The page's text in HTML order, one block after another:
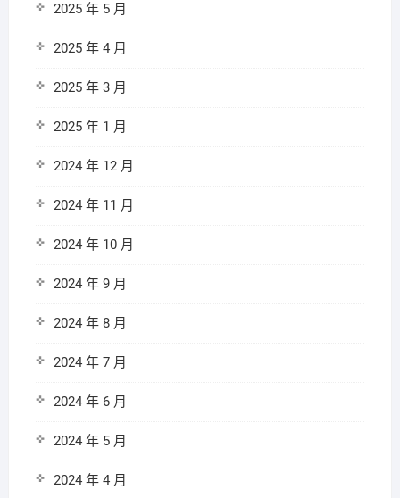
2025 年 5 月
2025 年 4 月
2025 年 3 月
2025 年 1 月
2024 年 12 月
2024 年 11 月
2024 年 10 月
2024 年 9 月
2024 年 8 月
2024 年 7 月
2024 年 6 月
2024 年 5 月
2024 年 4 月